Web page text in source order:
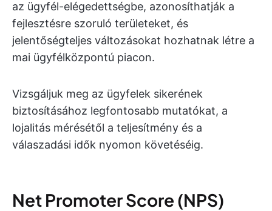
az ügyfél-elégedettségbe, azonosíthatják a
fejlesztésre szoruló területeket, és
jelentőségteljes változásokat hozhatnak létre a
mai ügyfélközpontú piacon.
Vizsgáljuk meg az ügyfelek sikerének
biztosításához legfontosabb mutatókat, a
lojalitás mérésétől a teljesítmény és a
válaszadási idők nyomon követéséig.
Net Promoter Score (NPS)